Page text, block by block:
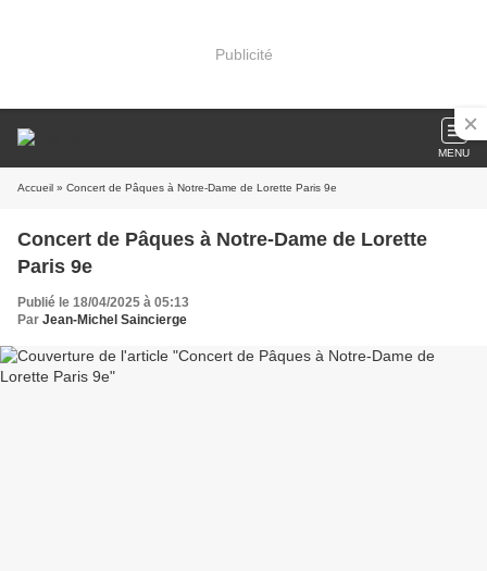
Publicité
MENU
Accueil » Concert de Pâques à Notre-Dame de Lorette Paris 9e
Concert de Pâques à Notre-Dame de Lorette
Paris 9e
Publié le 18/04/2025 à 05:13
Par Jean-Michel Saincierge